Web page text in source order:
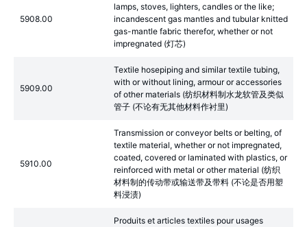
5908.00
lamps, stoves, lighters, candles or the like;
incandescent gas mantles and tubular knitted
gas-mantle fabric therefor, whether or not
impregnated (灯芯)
5909.00
Textile hosepiping and similar textile tubing,
with or without lining, armour or accessories
of other materials (纺织材料制水龙软管及类似
管子 (不论有无其他材料作衬里)
5910.00
Transmission or conveyor belts or belting, of
textile material, whether or not impregnated,
coated, covered or laminated with plastics, or
reinforced with metal or other material (纺织
材料制的传动带或输送带及带料 (不论是否用塑
料浸渍)
Produits et articles textiles pour usages